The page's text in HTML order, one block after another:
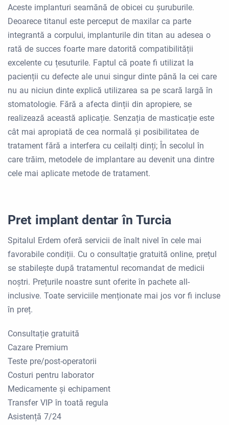
Aceste implanturi seamănă de obicei cu șuruburile.
Deoarece titanul este perceput de maxilar ca parte
integrantă a corpului, implanturile din titan au adesea o
rată de succes foarte mare datorită compatibilității
excelente cu țesuturile. Faptul că poate fi utilizat la
pacienții cu defecte ale unui singur dinte până la cei care
nu au niciun dinte explică utilizarea sa pe scară largă în
stomatologie. Fără a afecta dinții din apropiere, se
realizează această aplicație. Senzația de masticație este
cât mai apropiată de cea normală și posibilitatea de
tratament fără a interfera cu ceilalți dinți; În secolul în
care trăim, metodele de implantare au devenit una dintre
cele mai aplicate metode de tratament.
Pret implant dentar în Turcia
Spitalul Erdem oferă servicii de înalt nivel în cele mai
favorabile condiții. Cu o consultație gratuită online, prețul
se stabilește după tratamentul recomandat de medicii
noștri. Prețurile noastre sunt oferite în pachete all-
inclusive. Toate serviciile menționate mai jos vor fi incluse
în preț.
Consultație gratuită
Cazare Premium
Teste pre/post-operatorii
Costuri pentru laborator
Medicamente și echipament
Transfer VIP în toată regula
Asistență 7/24